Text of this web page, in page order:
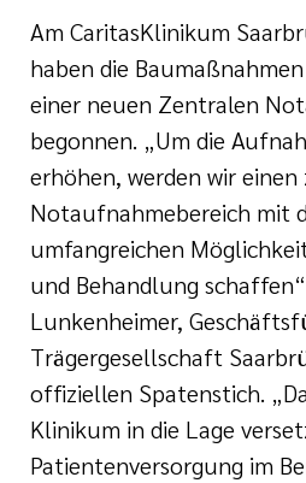
Am CaritasKlinikum
haben die
einer neuen Zentralen
begonnen. „Um die
erhöhen, werden wir
Notaufnahmebereich mit
umfangreichen
und Behandlung
Lunkenheimer,
Trägergesellschaft
offiziellen Spatenstich.
Klinikum in die Lage
Patientenversorgung im